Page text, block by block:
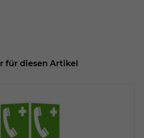
für diesen Artikel
installiert sobald sich der Nutzer an